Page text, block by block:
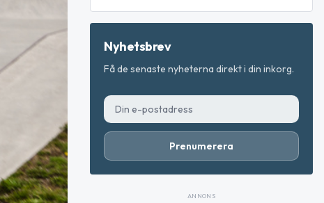
Nyhetsbrev
Få de senaste nyheterna direkt i din inkorg.
Prenumerera
ANNONS